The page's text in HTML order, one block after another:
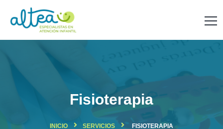
Fisioterapia
INICIO SERVICIOS FISIOTERAPIA